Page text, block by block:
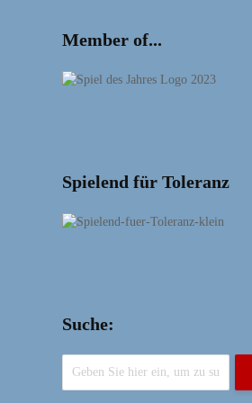
Member of...
Spielend für Toleranz
Suche: